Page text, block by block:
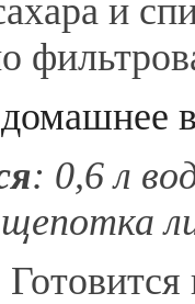
и
домашнее
: 0,6 л